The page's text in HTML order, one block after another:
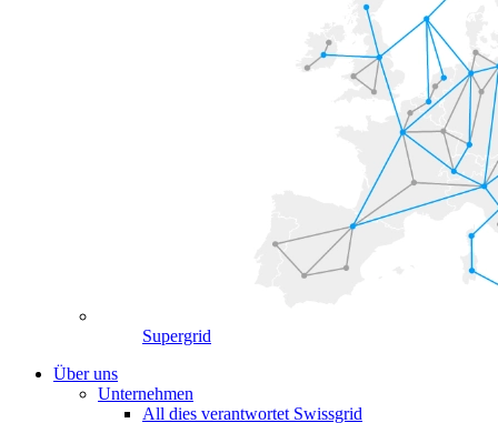
Supergrid
Über uns
Unternehmen
All dies verantwortet Swissgrid